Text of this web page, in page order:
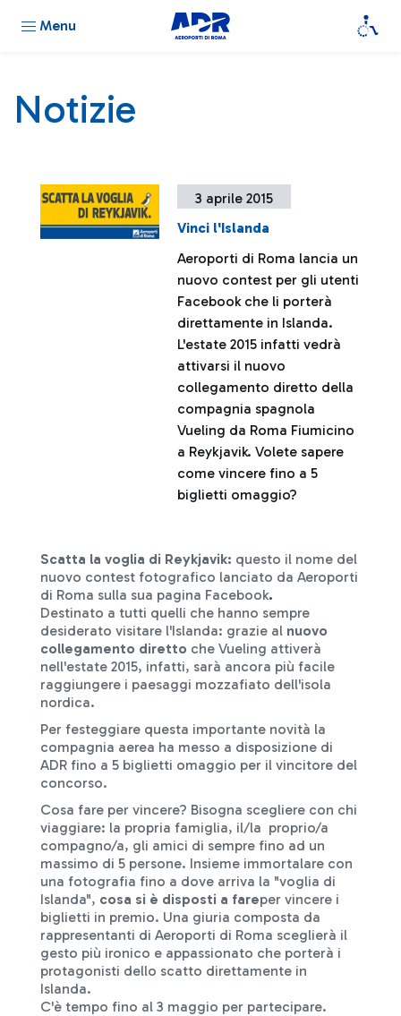
Menu
Notizie
3 aprile 2015
Vinci l'Islanda
Aeroporti di Roma lancia un
nuovo contest per gli utenti
Facebook che li porterà
direttamente in Islanda.
L'estate 2015 infatti vedrà
attivarsi il nuovo
collegamento diretto della
compagnia spagnola
Vueling da Roma Fiumicino
a Reykjavik. Volete sapere
come vincere fino a 5
biglietti omaggio?
Scatta la voglia di Reykjavik: questo il nome del
nuovo contest fotografico lanciato da Aeroporti
di Roma sulla sua pagina Facebook.
Destinato a tutti quelli che hanno sempre
desiderato visitare l'Islanda: grazie al nuovo
collegamento diretto che Vueling attiverà
nell'estate 2015, infatti, sarà ancora più facile
raggiungere i paesaggi mozzafiato dell'isola
nordica.
Per festeggiare questa importante novità la
compagnia aerea ha messo a disposizione di
ADR fino a 5 biglietti omaggio per il vincitore del
concorso.
Cosa fare per vincere? Bisogna scegliere con chi
viaggiare: la propria famiglia, il/la proprio/a
compagno/a, gli amici di sempre fino ad un
massimo di 5 persone. Insieme immortalare con
una fotografia fino a dove arriva la "voglia di
Islanda", cosa si è disposti a fareper vincere i
biglietti in premio. Una giuria composta da
rappresentanti di Aeroporti di Roma sceglierà il
gesto più ironico e appassionato che porterà i
protagonisti dello scatto direttamente in
Islanda.
C'è tempo fino al 3 maggio per partecipare.